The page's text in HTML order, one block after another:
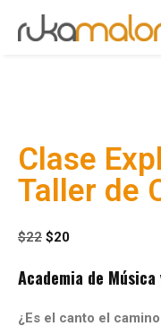
Clase
Taller de
$22 $20
Academia de Música
¿Es el canto el